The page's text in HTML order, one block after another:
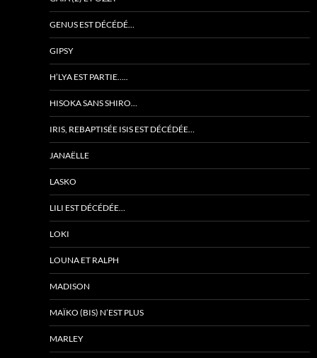
GENUS EST DÉCÉDÉ…
GIPSY
H’LYA EST PARTIE…..
HISOKA SANS SHIRO…
IRIS, REBAPTISÉE ISIS EST DÉCÉDÉE…
JANAËLLE
LASKO
LILI EST DÉCÉDÉE…
LOKI
LOUNA ET RALPH
MADISON
MAÏKO (BIS) N’EST PLUS
MARLEY